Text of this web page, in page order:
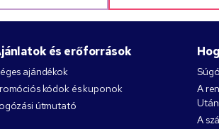
és erőforrások
ajándékok
kódok és kuponok
útmutató
Súgó
A
A